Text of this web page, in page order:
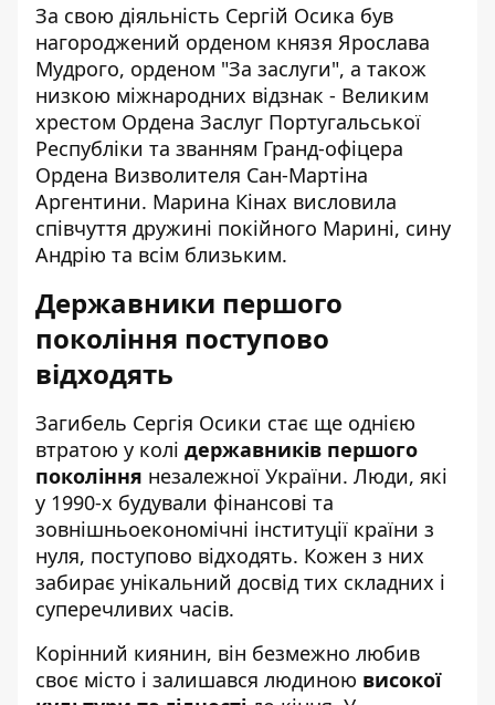
За свою діяльність Сергій Осика був
нагороджений орденом князя Ярослава
Мудрого, орденом "За заслуги", а також
низкою міжнародних відзнак - Великим
хрестом Ордена Заслуг Португальської
Республіки та званням Гранд-офіцера
Ордена Визволителя Сан-Мартіна
Аргентини. Марина Кінах висловила
співчуття дружині покійного Марині, сину
Андрію та всім близьким.
Державники першого
покоління поступово
відходять
Загибель Сергія Осики стає ще однією
втратою у колі державників першого
покоління незалежної України. Люди, які
у 1990-х будували фінансові та
зовнішньоекономічні інституції країни з
нуля, поступово відходять. Кожен з них
забирає унікальний досвід тих складних і
суперечливих часів.
Корінний киянин, він безмежно любив
своє місто і залишався людиною високої